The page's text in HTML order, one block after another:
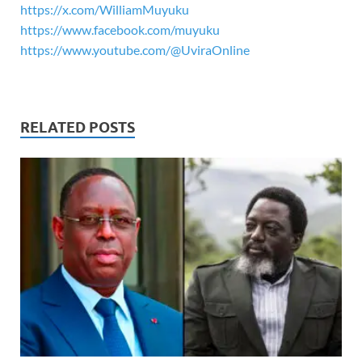
https://x.com/WilliamMuyuku
https://www.facebook.com/muyuku
https://www.youtube.com/@UviraOnline
RELATED POSTS